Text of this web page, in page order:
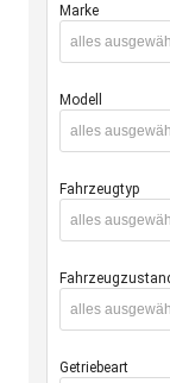
Marke
alles
Modell
alles
Fahrzeugtyp
alles
alles
Getriebeart